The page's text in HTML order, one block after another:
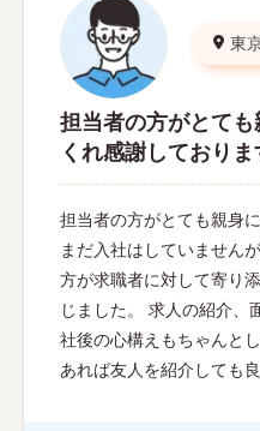
東
担当者の方がとて
くれ感謝しておりま
担当者の方がとても親身
まだ入社はしていません
方が求職者に対して寄り
じました。 求人の紹介、
社後の心構えもちゃんと
あれば友人を紹介しても